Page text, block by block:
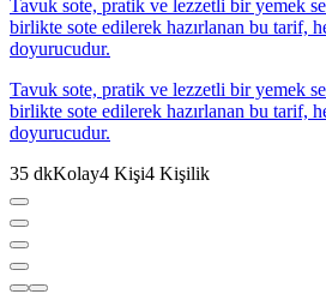
Tavuk sote, pratik ve lezzetli bir yemek
birlikte sote edilerek hazırlanan bu tarif,
doyurucudur.
Tavuk sote, pratik ve lezzetli bir yemek
birlikte sote edilerek hazırlanan bu tarif,
doyurucudur.
35 dkKolay4 Kişi4 Kişilik